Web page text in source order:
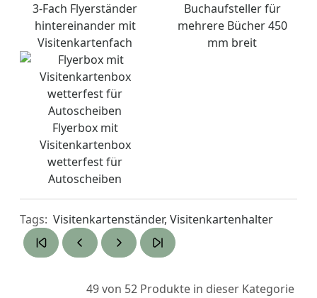
3-Fach Flyerständer
hintereinander mit
Visitenkartenfach
Buchaufsteller für
mehrere Bücher 450
mm breit
Flyerbox mit
Visitenkartenbox
wetterfest für
Autoscheiben
Tags: Visitenkartenständer, Visitenkartenhalter
49 von 52 Produkte in dieser Kategorie